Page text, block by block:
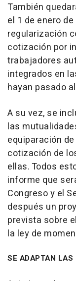
También
el 1 de enero
regularización
cotización por
trabajadores
integrados en
hayan pasado al
A su vez, se
las
equiparación
cotización de
ellas. Todos
informe que
Congreso y el
después un
prevista sobre
la ley de
SE ADAPTAN LAS